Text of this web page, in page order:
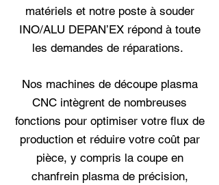
matériels et notre poste à souder
INO/ALU DEPAN’EX répond à toute
les demandes de réparations.
Nos machines de découpe plasma
CNC intègrent de nombreuses
fonctions pour optimiser votre flux de
production et réduire votre coût par
pièce, y compris la coupe en
chanfrein plasma de précision,